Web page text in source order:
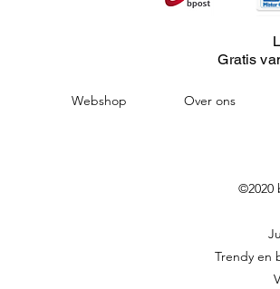
Gratis
Webshop Over ons
©2020
Trendy en